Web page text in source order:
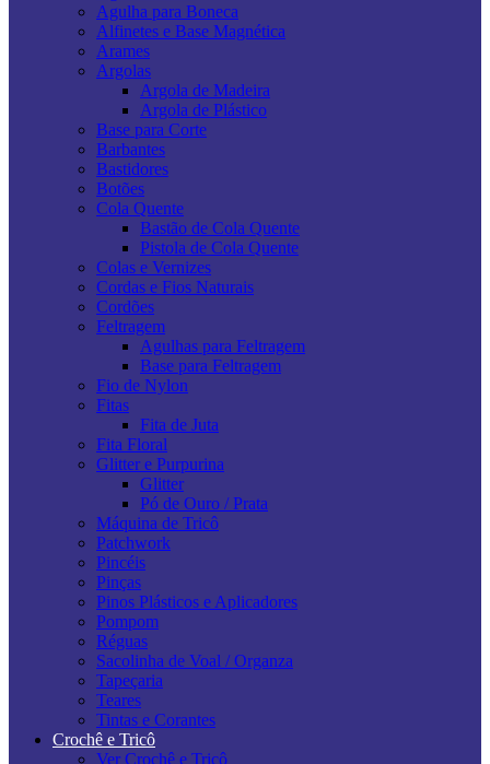
Agulha para Boneca
Alfinetes e Base Magnética
Arames
Argolas
Argola de Madeira
Argola de Plástico
Base para Corte
Barbantes
Bastidores
Botões
Cola Quente
Bastão de Cola Quente
Pistola de Cola Quente
Colas e Vernizes
Cordas e Fios Naturais
Cordões
Feltragem
Agulhas para Feltragem
Base para Feltragem
Fio de Nylon
Fitas
Fita de Juta
Fita Floral
Glitter e Purpurina
Glitter
Pó de Ouro / Prata
Máquina de Tricô
Patchwork
Pincéis
Pinças
Pinos Plásticos e Aplicadores
Pompom
Réguas
Sacolinha de Voal / Organza
Tapeçaria
Teares
Tintas e Corantes
Crochê e Tricô
Ver Crochê e Tricô